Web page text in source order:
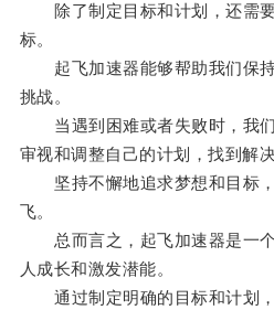
除了制定目标和计划，还需要
标。
起飞加速器能够帮助我们保持
挑战。
当遇到困难或者失败时，我们
审视和调整自己的计划，找到解
坚持不懈地追求梦想和目标，
飞。
总而言之，起飞加速器是一个
人成长和激发潜能。
通过制定明确的目标和计划，